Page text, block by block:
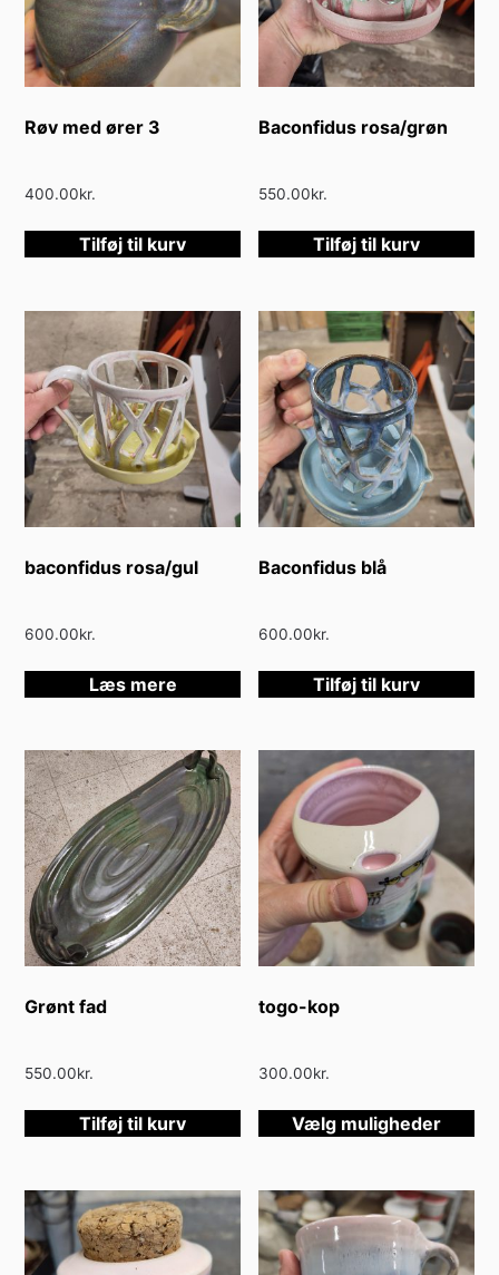
Røv med ører 3
400.00kr.
Tilføj til kurv
Baconfidus rosa/grøn
550.00kr.
Tilføj til kurv
baconfidus rosa/gul
600.00kr.
Læs mere
Baconfidus blå
600.00kr.
Tilføj til kurv
Grønt fad
550.00kr.
Tilføj til kurv
togo-kop
300.00kr.
Vælg muligheder